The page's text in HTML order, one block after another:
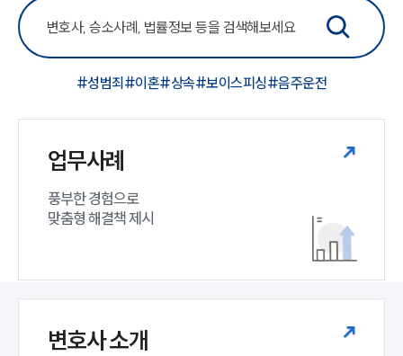
#성범죄 #이혼#상속#보이스피싱#음주운전
업무사례
풍부한 경험으로
맞춤형 해결책 제시
변호사 소개